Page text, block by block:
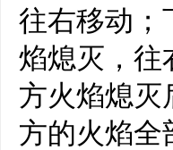
往右移动；
焰熄灭，往
方火焰熄灭
方的火焰全